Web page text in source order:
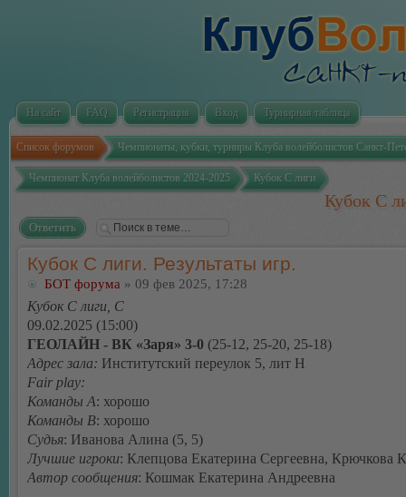
На сайт FAQ Регистрация Вход Турнирная таблица
Список форумов Чемпионаты, кубки, турниры Клуба волейболистов Санкт-
Чемпионат Клуба волейболистов 2024-2025 Кубок С лиги
Кубок С
Ответить
Кубок С лиги. Результаты игр.
БОТ форума » 09 фев 2025, 17:28
Кубок С лиги, C
09.02.2025 (15:00)
ГЕОЛАЙН - ВК «Заря» 3-0 (25-12, 25-20, 25-18)
Адрес зала: Институтский переулок 5, лит Н
Fair play:
Команды А: хорошо
Команды В: хорошо
Судья: Иванова Алина (5, 5)
Лучшие игроки: Клепцова Екатерина Сергеевна, Крючкова
Автор сообщения: Кошмак Екатерина Андреевна